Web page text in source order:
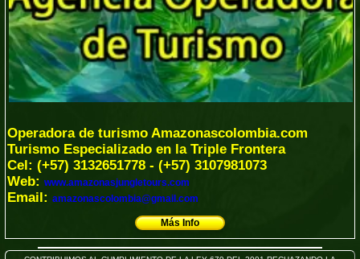
Operadora de turismo Amazonascolombia.com
Turismo Especializado en la Triple Frontera
Cel: (+57) 3132651778 - (+57) 3107981073
Web:www.amazonasjungletours.com
Email:amazonascolombia@gmail.com
Más Info